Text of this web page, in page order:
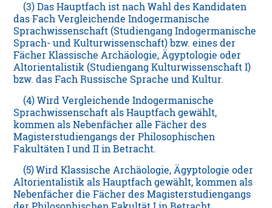
(3) Das Hauptfach ist nach Wahl des Kandidaten
das Fach Vergleichende Indogermanische
Sprachwissenschaft (Studiengang Indogermanische
Sprach- und Kulturwissenschaft) bzw. eines der
Fächer Klassische Archäologie, Ägyptologie oder
Altorientalistik (Studiengang Kulturwissenschaft I)
bzw. das Fach Russische Sprache und Kultur.
(4) Wird Vergleichende Indogermanische
Sprachwissenschaft als Hauptfach gewählt,
kommen als Nebenfächer alle Fächer des
Magisterstudiengangs der Philosophischen
Fakultäten I und II in Betracht.
(5)Wird Klassische Archäologie, Ägyptologie oder
Altorientalistik als Hauptfach gewählt, kommen als
Nebenfächer die Fächer des Magisterstudiengangs